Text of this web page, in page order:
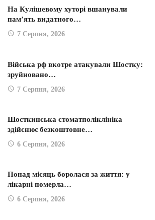
На Кулішевому хуторі вшанували
пам’ять видатного…
7 Серпня, 2026
Війська рф вкотре атакували Шостку:
зруйновано…
7 Серпня, 2026
Шосткинська стоматполіклініка
здійснює безкоштовне…
6 Серпня, 2026
Понад місяць боролася за життя: у
лікарні померла…
6 Серпня, 2026